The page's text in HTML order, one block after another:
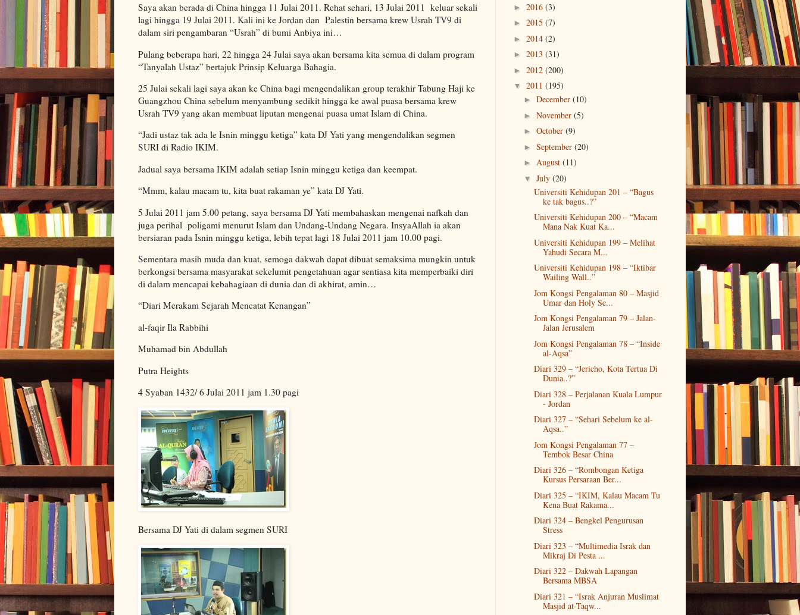
Saya akan berada di China hingga 11 Julai 2011. Rehat sehari, 13 Julai 2011 keluar sekali
lagi hingga 19 Julai 2011. Kali ini ke Jordan dan Palestin bersama krew Usrah TV9 di
dalam siri pengambaran “Usrah” di bumi Anbiya ini…
Pulang beberapa hari, 22 hingga 24 Julai saya akan bersama kita semua di dalam program
“Tanyalah Ustaz” bertajuk Prinsip Keluarga Bahagia.
25 Julai sekali lagi saya akan ke China bagi mengendalikan group terakhir Tabung Haji ke
Guangzhou China sebelum menyambung sedikit hingga ke awal puasa bersama krew
Usrah TV9 yang akan membuat liputan mengenai puasa umat Islam di China.
“Jadi ustaz tak ada le Isnin minggu ketiga” kata DJ Yati yang mengendalikan segmen
SURI di Radio IKIM.
Jadual saya bersama IKIM adalah setiap Isnin minggu ketiga dan keempat.
“Mmm, kalau macam tu, kita buat rakaman ye” kata DJ Yati.
5 Julai 2011 jam 5.00 petang, saya bersama DJ Yati membahaskan mengenai nafkah dan
juga perihal poligami menurut Islam dan Undang-Undang Negara. InsyaAllah ia akan
bersiaran pada Isnin minggu ketiga, lebih tepat lagi 18 Julai 2011 jam 10.00 pagi.
Sementara masih muda dan kuat, semoga dakwah dapat dibuat semaksima mungkin untuk
berkongsi bersama masyarakat sekelumit pengetahuan agar sentiasa kita memperbaiki diri
di dalam mencapai kebahagiaan di dunia dan di akhirat, amin…
“Diari Merakam Sejarah Mencatat Kenangan”
al-faqir Ila Rabbihi
Muhamad bin Abdullah
Putra Heights
4 Syaban 1432/ 6 Julai 2011 jam 1.30 pagi
Bersama DJ Yati di dalam segmen SURI
► 2016 (3)
► 2015 (7)
► 2014 (2)
► 2013 (31)
► 2012 (200)
▼ 2011 (195)
► December (10)
► November (5)
► October (9)
► September (20)
► August (11)
▼ July (20)
Universiti Kehidupan 201 – “Bagus
ke tak bagus..?”
Universiti Kehidupan 200 – “Macam
Mana Nak Kuat Ka...
Universiti Kehidupan 199 – Melihat
Yahudi Secara M...
Universiti Kehidupan 198 – “Iktibar
Wailing Wall..”
Jom Kongsi Pengalaman 80 – Masjid
Umar dan Holy Se...
Jom Kongsi Pengalaman 79 – Jalan-
Jalan Jerusalem
Jom Kongsi Pengalaman 78 – “Inside
al-Aqsa”
Diari 329 – “Jericho, Kota Tertua Di
Dunia..?”
Diari 328 – Perjalanan Kuala Lumpur
- Jordan
Diari 327 – “Sehari Sebelum ke al-
Aqsa..”
Jom Kongsi Pengalaman 77 –
Tembok Besar China
Diari 326 – “Rombongan Ketiga
Kursus Persaraan Ber...
Diari 325 – “IKIM, Kalau Macam Tu
Kena Buat Rakama...
Diari 324 – Bengkel Pengurusan
Stress
Diari 323 – “Multimedia Israk dan
Mikraj Di Pesta ...
Diari 322 – Dakwah Lapangan
Bersama MBSA
Diari 321 – “Israk Anjuran Muslimat
Masjid at-Taqw...